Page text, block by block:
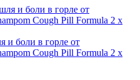
и боли в горле от
Cough Pill Formula 2 x